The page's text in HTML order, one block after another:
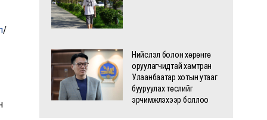
/
Нийслэл болон хөрөнгө
оруулагчидтай хамтран
Улаанбаатар хотын утааг
бууруулах төслийг
эрчимжүүлэхээр боллоо